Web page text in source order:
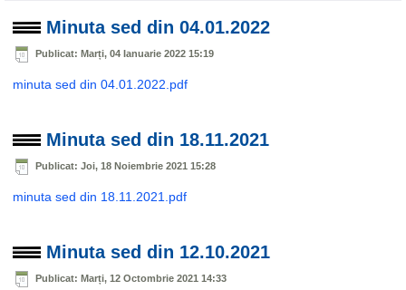
Minuta sed din 04.01.2022
Publicat: Marți, 04 Ianuarie 2022 15:19
minuta sed din 04.01.2022.pdf
Minuta sed din 18.11.2021
Publicat: Joi, 18 Noiembrie 2021 15:28
minuta sed din 18.11.2021.pdf
Minuta sed din 12.10.2021
Publicat: Marți, 12 Octombrie 2021 14:33